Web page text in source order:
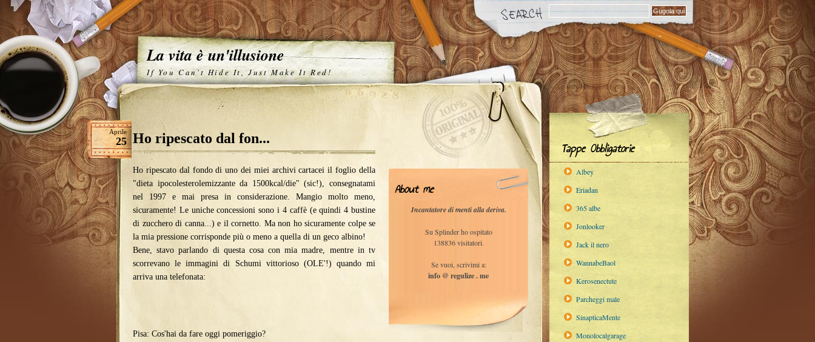
La vita è un'illusione
If You Can't Hide It, Just Make It Red!
Aprile
25 Ho ripescato dal fon...
Ho ripescato dal fondo di uno dei miei archivi cartacei il foglio della
"dieta ipocolesterolemizzante da 1500kcal/die" (sic!), consegnatami
nel 1997 e mai presa in considerazione. Mangio molto meno,
sicuramente! Le uniche concessioni sono i 4 caffè (e quindi 4 bustine
di zucchero di canna...) e il cornetto. Ma non ho sicuramente colpe se
la mia pressione corrisponde più o meno a quella di un geco albino!
Bene, stavo parlando di questa cosa con mia madre, mentre in tv
scorrevano le immagini di Schumi vittorioso (OLE'!) quando mi
arriva una telefonata:
Pisa: Cos'hai da fare oggi pomeriggio?
Tappe Obbligatorie
Albey
Eriadan
365 albe
Jonlooker
Jack il nero
WannabeBaol
Kerosenectute
Parcheggi male
SinapticaMente
Monolocalgarage
About me
Incantatore di menti alla deriva.
Su Splinder ho ospitato
138836 visitatori.
Se vuoi, scrivimi a:
info @ regulize . me